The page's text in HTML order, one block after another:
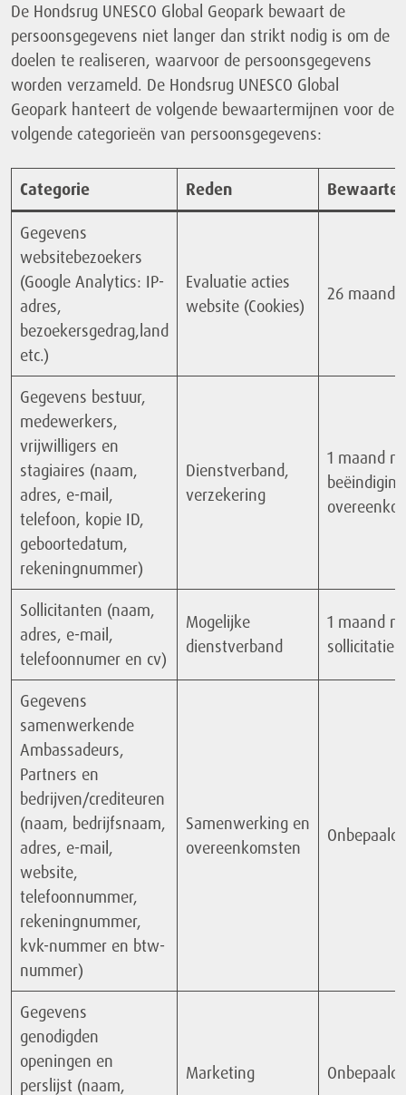
De Hondsrug UNESCO Global Geopark bewaart de
persoonsgegevens niet langer dan strikt nodig is om de
doelen te realiseren, waarvoor de persoonsgegevens
worden verzameld. De Hondsrug UNESCO Global
Geopark hanteert de volgende bewaartermijnen voor de
volgende categorieën van persoonsgegevens:
Categorie Reden
Gegevens
websitebezoekers
(Google Analytics: IP-
adres,
bezoekersgedrag,land
etc.)
Evaluatie acties
website (Cookies)
26
Gegevens bestuur,
medewerkers,
vrijwilligers en
stagiaires (naam,
adres, e-mail,
telefoon, kopie ID,
geboortedatum,
rekeningnummer)
Dienstverband,
verzekering
1 maand na
beëindiging
Sollicitanten (naam,
adres, e-mail,
telefoonnumer en cv)
Mogelijke
dienstverband
1 maand na
sollicitatie
Gegevens
samenwerkende
Ambassadeurs,
Partners en
bedrijven/crediteuren
(naam, bedrijfsnaam,
adres, e-mail,
website,
telefoonnummer,
rekeningnummer,
kvk-nummer en btw-
nummer)
Samenwerking en
overeenkomsten
Onbepaald
Gegevens
genodigden
openingen en
perslijst (naam,
Marketing Onbepaald